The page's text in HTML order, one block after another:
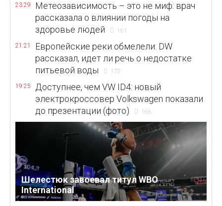
23:29
Метеозависимость – это не миф: врач
рассказала о влиянии погоды на
здоровье людей
161
21:21
Европейские реки обмелели: DW
рассказал, идет ли речь о недостатке
питьевой воды
173
19:25
Доступнее, чем VW ID4: новый
электрокроссовер Volkswagen показали
до презентации (фото)
166
Шелестюк завоевал титул WBO
International